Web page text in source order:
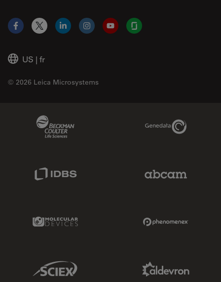
US | fr
© 2026 Leica Microsystems
Facebook
X LinkedInInstagramYouTubeGlassdoor
Genedata Link
Molecular Devices Link
Sciex Link